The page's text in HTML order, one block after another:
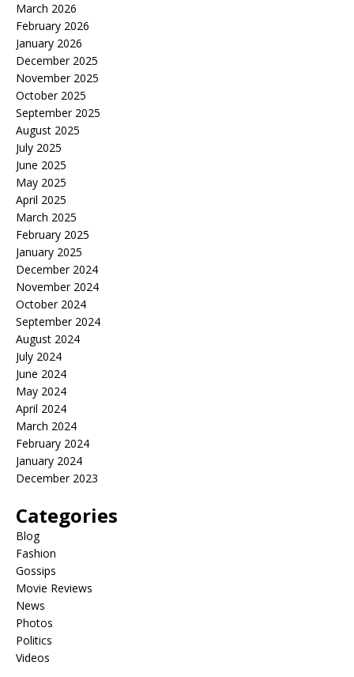
March 2026
February 2026
January 2026
December 2025
November 2025
October 2025
September 2025
August 2025
July 2025
June 2025
May 2025
April 2025
March 2025
February 2025
January 2025
December 2024
November 2024
October 2024
September 2024
August 2024
July 2024
June 2024
May 2024
April 2024
March 2024
February 2024
January 2024
December 2023
Categories
Blog
Fashion
Gossips
Movie Reviews
News
Photos
Politics
Videos